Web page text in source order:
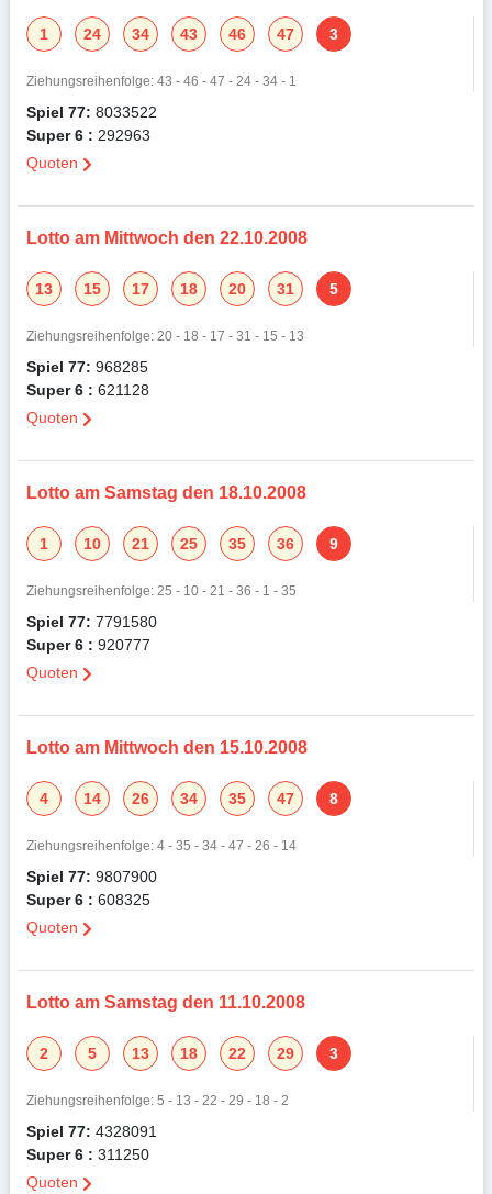
1 24 34 43 46 47 3
Ziehungsreihenfolge: 43 - 46 - 47 - 24 - 34 - 1
Spiel 77: 8033522
Super 6 : 292963
Quoten
Lotto am Mittwoch den 22.10.2008
13 15 17 18 20 31 5
Ziehungsreihenfolge: 20 - 18 - 17 - 31 - 15 - 13
Spiel 77: 968285
Super 6 : 621128
Quoten
Lotto am Samstag den 18.10.2008
1 10 21 25 35 36 9
Ziehungsreihenfolge: 25 - 10 - 21 - 36 - 1 - 35
Spiel 77: 7791580
Super 6 : 920777
Quoten
Lotto am Mittwoch den 15.10.2008
4 14 26 34 35 47 8
Ziehungsreihenfolge: 4 - 35 - 34 - 47 - 26 - 14
Spiel 77: 9807900
Super 6 : 608325
Quoten
Lotto am Samstag den 11.10.2008
2 5 13 18 22 29 3
Ziehungsreihenfolge: 5 - 13 - 22 - 29 - 18 - 2
Spiel 77: 4328091
Super 6 : 311250
Quoten